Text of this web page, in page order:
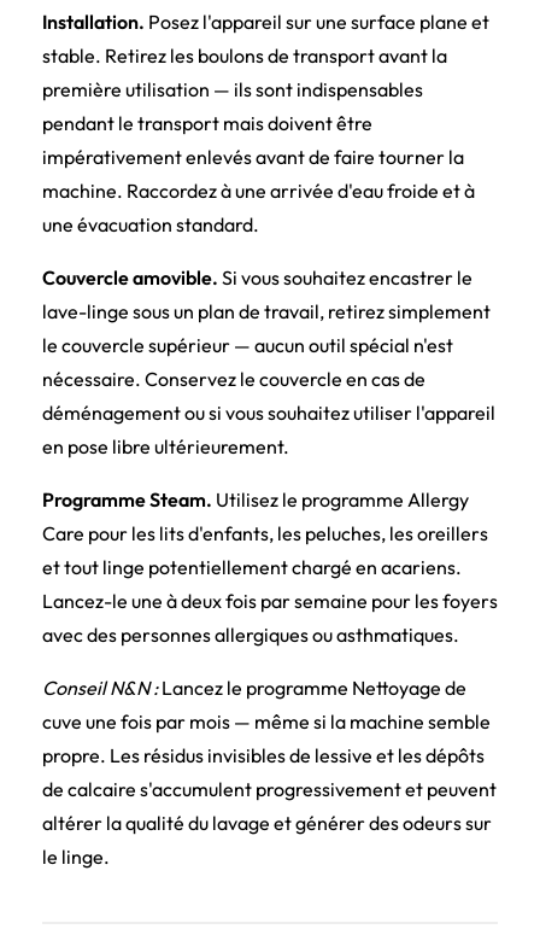
Installation. Posez l'appareil sur une surface plane et
stable. Retirez les boulons de transport avant la
première utilisation — ils sont indispensables
pendant le transport mais doivent être
impérativement enlevés avant de faire tourner la
machine. Raccordez à une arrivée d'eau froide et à
une évacuation standard.
Couvercle amovible. Si vous souhaitez encastrer le
lave-linge sous un plan de travail, retirez simplement
le couvercle supérieur — aucun outil spécial n'est
nécessaire. Conservez le couvercle en cas de
déménagement ou si vous souhaitez utiliser l'appareil
en pose libre ultérieurement.
Programme Steam. Utilisez le programme Allergy
Care pour les lits d'enfants, les peluches, les oreillers
et tout linge potentiellement chargé en acariens.
Lancez-le une à deux fois par semaine pour les foyers
avec des personnes allergiques ou asthmatiques.
Conseil N&N :Lancez le programme Nettoyage de
cuve une fois par mois — même si la machine semble
propre. Les résidus invisibles de lessive et les dépôts
de calcaire s'accumulent progressivement et peuvent
altérer la qualité du lavage et générer des odeurs sur
le linge.